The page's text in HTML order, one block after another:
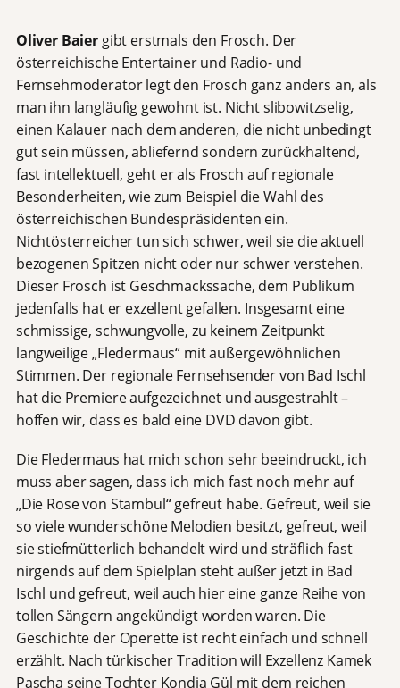
Oliver Baier gibt erstmals den Frosch. Der
österreichische Entertainer und Radio- und
Fernsehmoderator legt den Frosch ganz anders an, als
man ihn langläufig gewohnt ist. Nicht slibowitzselig,
einen Kalauer nach dem anderen, die nicht unbedingt
gut sein müssen, abliefernd sondern zurückhaltend,
fast intellektuell, geht er als Frosch auf regionale
Besonderheiten, wie zum Beispiel die Wahl des
österreichischen Bundespräsidenten ein.
Nichtösterreicher tun sich schwer, weil sie die aktuell
bezogenen Spitzen nicht oder nur schwer verstehen.
Dieser Frosch ist Geschmackssache, dem Publikum
jedenfalls hat er exzellent gefallen. Insgesamt eine
schmissige, schwungvolle, zu keinem Zeitpunkt
langweilige „Fledermaus“ mit außergewöhnlichen
Stimmen. Der regionale Fernsehsender von Bad Ischl
hat die Premiere aufgezeichnet und ausgestrahlt –
hoffen wir, dass es bald eine DVD davon gibt.
Die Fledermaus hat mich schon sehr beeindruckt, ich
muss aber sagen, dass ich mich fast noch mehr auf
„Die Rose von Stambul“ gefreut habe. Gefreut, weil sie
so viele wunderschöne Melodien besitzt, gefreut, weil
sie stiefmütterlich behandelt wird und sträflich fast
nirgends auf dem Spielplan steht außer jetzt in Bad
Ischl und gefreut, weil auch hier eine ganze Reihe von
tollen Sängern angekündigt worden waren. Die
Geschichte der Operette ist recht einfach und schnell
erzählt. Nach türkischer Tradition will Exzellenz Kamek
Pascha seine Tochter Kondja Gül mit dem reichen